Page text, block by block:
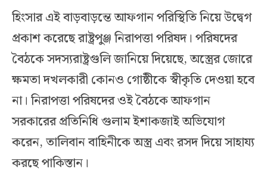
হিংসার এই বাড়বাড়ন্তে আফগান পরিস্থিতি নিয়ে উদ্বেগ
প্রকাশ করেছে রাষ্ট্রপুঞ্জ নিরাপত্তা পরিষদ। পরিষদের
বৈঠকে সদস্যরাষ্ট্রগুলি জানিয়ে দিয়েছে, অস্ত্রের জোরে
ক্ষমতা দখলকারী কোনও গোষ্ঠীকে স্বীকৃতি দেওয়া হবে
না। নিরাপত্তা পরিষদের ওই বৈঠকে আফগান
সরকারের প্রতিনিধি গুলাম ইশাকজাই অভিযোগ
করেন, তালিবান বাহিনীকে অস্ত্র এবং রসদ দিয়ে সাহায্য
করছে পাকিস্তান।